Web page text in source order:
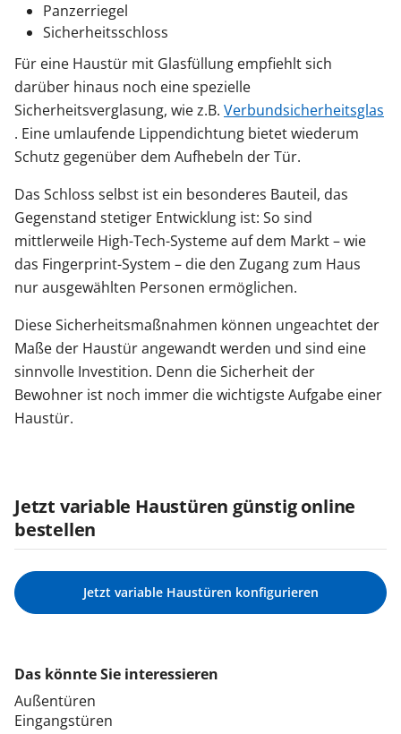
Panzerriegel
Sicherheitsschloss
Für eine Haustür mit Glasfüllung empfiehlt sich
darüber hinaus noch eine spezielle
Sicherheitsverglasung, wie z.B. Verbundsicherheitsglas
. Eine umlaufende Lippendichtung bietet wiederum
Schutz gegenüber dem Aufhebeln der Tür.
Das Schloss selbst ist ein besonderes Bauteil, das
Gegenstand stetiger Entwicklung ist: So sind
mittlerweile High-Tech-Systeme auf dem Markt – wie
das Fingerprint-System – die den Zugang zum Haus
nur ausgewählten Personen ermöglichen.
Diese Sicherheitsmaßnahmen können ungeachtet der
Maße der Haustür angewandt werden und sind eine
sinnvolle Investition. Denn die Sicherheit der
Bewohner ist noch immer die wichtigste Aufgabe einer
Haustür.
Jetzt variable Haustüren günstig online
bestellen
Jetzt variable Haustüren konfigurieren
Das könnte Sie interessieren
Außentüren
Eingangstüren